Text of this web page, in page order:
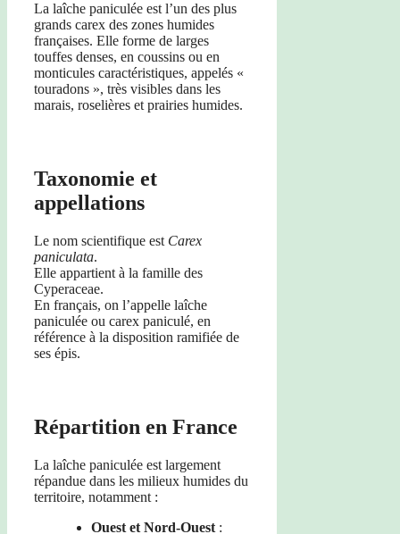
La laîche paniculée est l’un des plus
grands carex des zones humides
françaises. Elle forme de larges
touffes denses, en coussins ou en
monticules caractéristiques, appelés «
touradons », très visibles dans les
marais, roselières et prairies humides.
Taxonomie et
appellations
Le nom scientifique est Carex
paniculata.
Elle appartient à la famille des
Cyperaceae.
En français, on l’appelle laîche
paniculée ou carex paniculé, en
référence à la disposition ramifiée de
ses épis.
Répartition en France
La laîche paniculée est largement
répandue dans les milieux humides du
territoire, notamment :
Ouest et Nord-Ouest :